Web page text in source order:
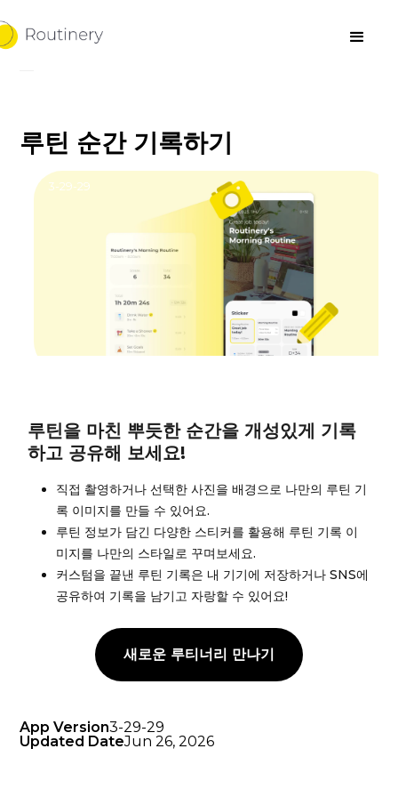
루틴 순간 기록하기
3-29-29
루틴을 마친 뿌듯한 순간을 개성있게 기록
하고 공유해 보세요!
직접 촬영하거나 선택한 사진을 배경으로 나만의 루틴 기
록 이미지를 만들 수 있어요.
루틴 정보가 담긴 다양한 스티커를 활용해 루틴 기록 이
미지를 나만의 스타일로 꾸며보세요.
커스텀을 끝낸 루틴 기록은 내 기기에 저장하거나 SNS에
공유하여 기록을 남기고 자랑할 수 있어요!
새로운 루티너리 만나기
App Version3-29-29
Updated DateJun 26, 2026